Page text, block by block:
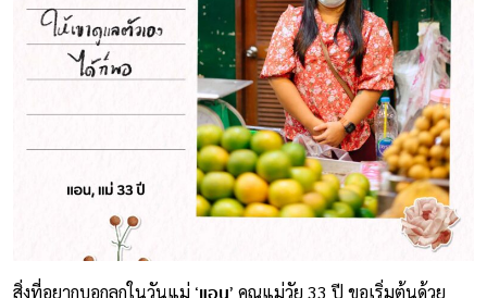
สิ่งที่อยากบอกลูกในวันแม่
คุณแม่วัย 33 ปี ขอเริ่มต้นด้วย